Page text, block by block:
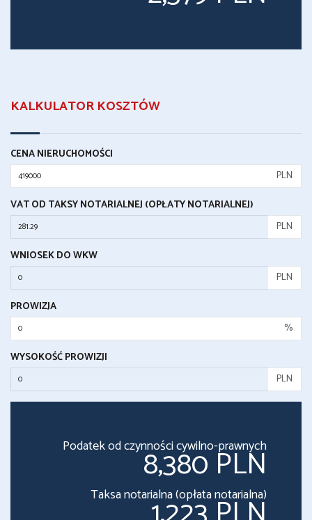
KALKULATOR KOSZTÓW
CENA NIERUCHOMOŚCI
PLN
VAT OD TAKSY NOTARIALNEJ (OPŁATY NOTARIALNEJ)
PLN
WNIOSEK DO WKW
PLN
PROWIZJA
%
WYSOKOŚĆ PROWIZJI
PLN
Podatek od czynności cywilno-prawnych
8,380 PLN
Taksa notarialna (opłata notarialna)